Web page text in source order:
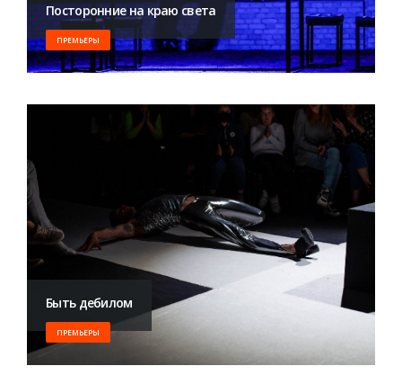
Посторонние на краю света
ПРЕМЬЕРЫ
Быть дебилом
ПРЕМЬЕРЫ